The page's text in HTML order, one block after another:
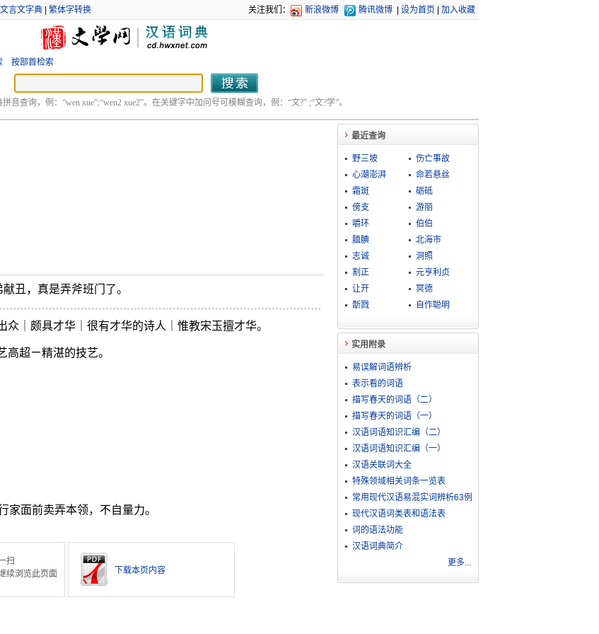
文言文字典| 繁体字转换 关注我们： 新浪微博 腾讯微博 设为首页 加入收藏
按部首检索
拼音查询，例：“wen xue”;“wen2 xue2”。在关键字中加问号可模糊查询，例：“文?” ;“文?学”。
丑，真是弄斧班门了。
｜颇具才华｜很有才华的诗人｜惟教宋玉擅才华。
超ㄧ精湛的技艺。
家面前卖弄本领，不自量力。
扫
续浏览此页面
下载本页内容
最近查询
野三坡
伤亡事故
心潮澎湃
命若悬丝
霜斑
砺砥
傍支
游丽
嚼环
伯伯
腼腆
北海市
志诚
洞照
割正
元亨利贞
让开
冥德
斮戮
自作聪明
实用附录
易误解词语辨析
表示看的词语
描写春天的词语（二）
描写春天的词语（一）
汉语词语知识汇编（二）
汉语词语知识汇编（一）
汉语关联词大全
特殊领域相关词条一览表
常用现代汉语易混实词辨析63例
现代汉语词类表和语法表
词的语法功能
汉语词典简介
更多...